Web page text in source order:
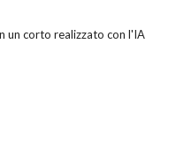
un corto realizzato con l'IA